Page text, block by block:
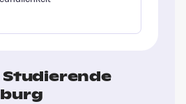
Studierende